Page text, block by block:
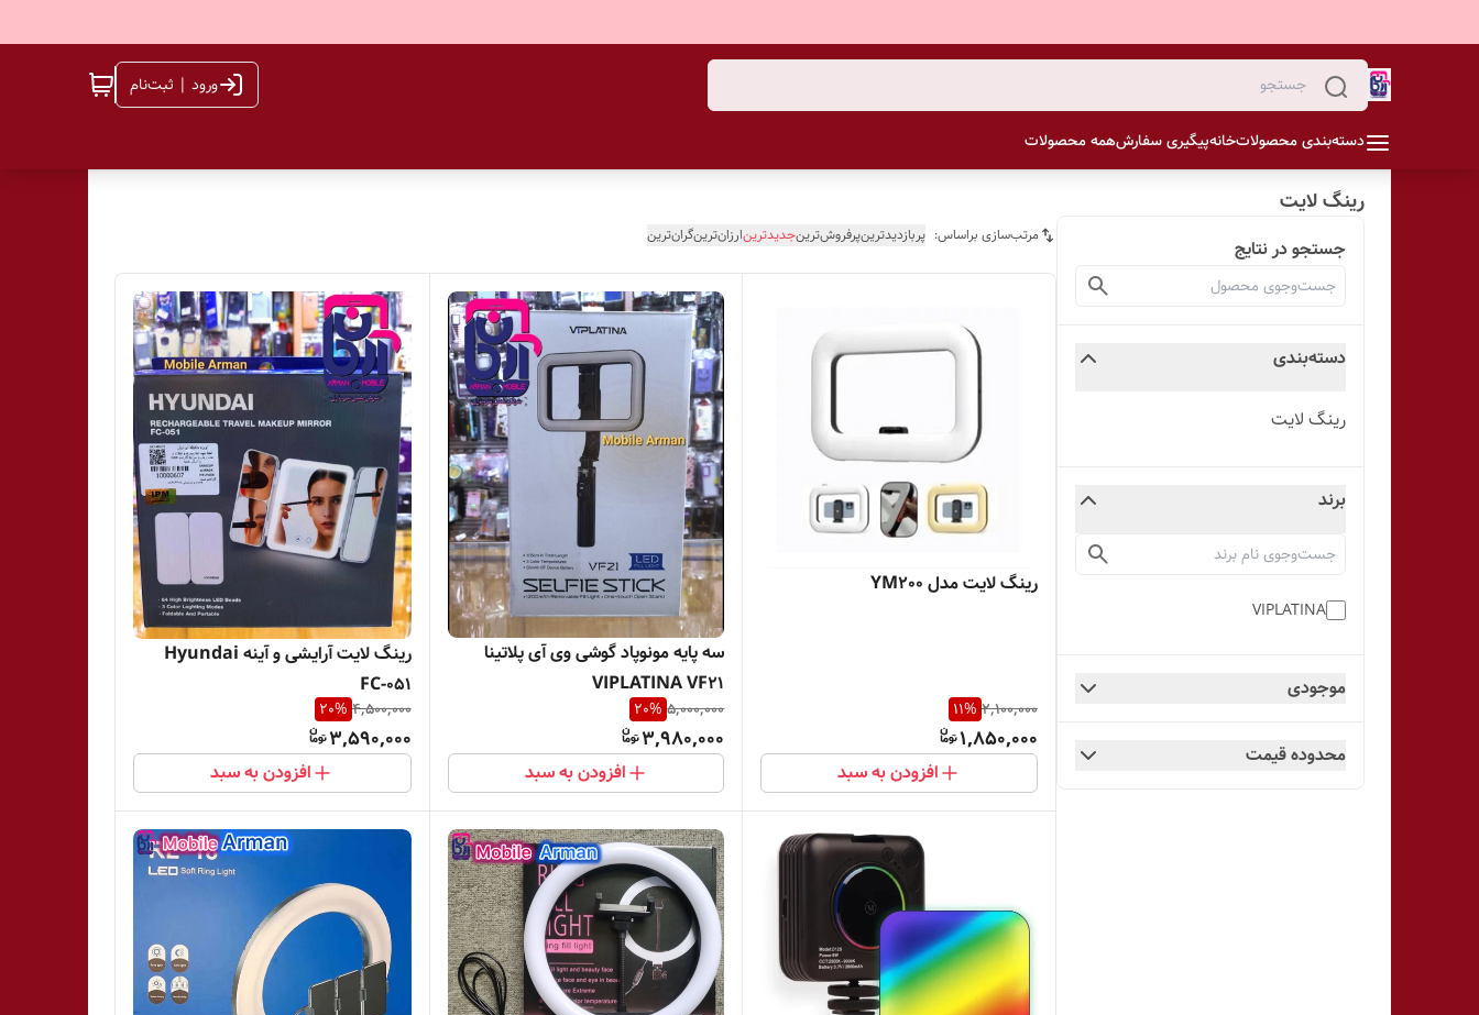
ورود | ثبت‌نام
دسته‌بندی محصولاتخانهپیگیری سفارشهمه محصولات
رینگ لایت
جستجو در نتایج
دسته‌بندی
رینگ لایت
برند
VIPLATINA
موجودی
محدوده قیمت
مرتب‌سازی براساس: پربازدیدترینپرفروش‌ترینجدیدترینارزان‌ترینگران‌ترین
رینگ لایت مدل YM200
2,100,000
11%
1,850,000
افزودن به سبد
سه پایه مونوپاد گوشی وی آی پلاتینا
VIPLATINA VF21
5,000,000
20%
3,980,000
افزودن به سبد
رینگ لایت آرایشی و آینه Hyundai
FC-051
4,500,000
20%
3,590,000
افزودن به سبد